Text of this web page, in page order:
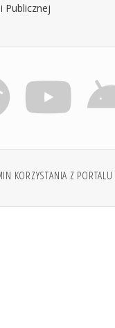
Publicznej
KORZYSTANIA Z PORTALU